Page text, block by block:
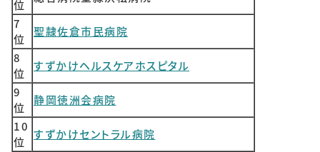
位
7
位 聖隷佐倉市民病院
8
位 すずかけヘルスケアホスピタル
9
位 静岡徳洲会病院
10
位 すずかけセントラル病院